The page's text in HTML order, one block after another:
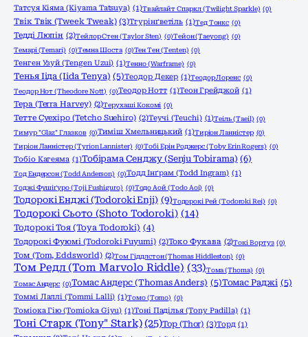
Татсуя Кіяма (Kiyama Tatsuya) (1)Твайлайт Спаркл (Twilight Sparkle) (0)
Твік Твік (Tweek Tweak) (3)Тгурінґветіль (1)Тед Тонкс (0)
Тедді Люпін (2)Тейлор Стен (Taylor Sten) (0)Тейон (Taeyong) (0)
Темарі (Temari) (0)Темна Шоста (0)Тен Тен (Tenten) (0)
Тенген Узуй (Tengen Uzui) (1)Тенно (Warframe) (0)
Тенья Ііда (Iida Tenya) (5)Теодор Декер (1)Теодор Лоренс (0)
Теодор Нот (Theodore Nott) (0)Теодор Нотт (1)Теон Грейджой (1)
Тера (Terra Harvey) (2)Терухаші Кокомі (0)
Тетте Суехіро (Tetcho Suehiro) (2)Теучі (Teuchi) (1)Теіль (Taeil) (0)
Тимур "Glaz" Глазков (0)Тиміш Хмельницький (1)Тиріон Ланністер (0)
Тиріон Ланністер (Tyrion Lannister) (0)Тобі Ерін Роджерс (Toby Erin Rogers) (0)
Тобіо Кагеяма (1)Тобірама Сенджу (Senju Tobirama) (6)
Тод Ендерсон (Todd Anderson) (0)Тодд Інґрам (Todd Ingram) (1)
Тоджі Фушіґуро (Toji Fushiguro) (0)Тодо Аой (Todo Aoi) (0)
Тодорокі Енджі (Todoroki Enji) (9)Тодорокі Рей (Todoroki Rei) (0)
Тодорокі Сьото (Shoto Todoroki) (14)
Тодорокі Тоя (Toya Todoroki) (4)
Тодорокі Фуюмі (Todoroki Fuyumi) (2)Токо Фукава (2)Токі Вортуз (0)
Том (Tom, Eddsworld) (2)Том Гіддлстон (Thomas Hiddleston) (0)
Том Редл (Tom Marvolo Riddle) (33)Тома (Thoma) (0)
Томас Андерс (0)Томас Андерс (Thomas Anders) (5)Томас Раджі (5)
Томмі Лаллі (Tommi Lalli) (1)Томо (Tomo) (0)
Томіока Гію (Tomioka Giyu) (1)Тоні Паділья (Tony Padilla) (1)
Тоні Старк (Tony" Stark) (25)Тор (Thor) (3)Торд (1)